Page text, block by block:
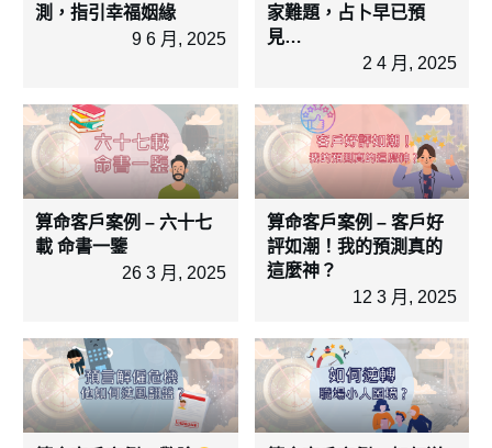
測，指引幸福姻緣
9 6 月, 2025
家難題，占卜早已預
見…
2 4 月, 2025
算命客戶案例 – 六十七
載 命書一鑒
26 3 月, 2025
算命客戶案例 – 客戶好
評如潮！我的預測真的
這麼神？
12 3 月, 2025